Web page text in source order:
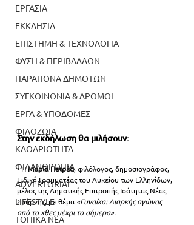
ΕΡΓΑΣΙΑ
ΕΚΚΛΗΣΙΑ
ΕΠΙΣΤΗΜΗ & ΤΕΧΝΟΛΟΓΙΑ
ΦΥΣΗ & ΠΕΡΙΒΑΛΛΟΝ
ΠΑΡΑΠΟΝΑ ΔΗΜΟΤΩΝ
ΣΥΓΚΟΙΝΩΝΙΑ & ΔΡΟΜΟΙ
ΕΡΓΑ & ΥΠΟΔΟΜΕΣ
ΦΙΛΟΖΩΙΑ
ΚΑΘΑΡΙΟΤΗΤΑ
ΦΙΛΑΝΘΡΩΠΙΑ
ADVERTORIAL
LIFESTYLE
ΤΟΠΙΚΑ ΝΕΑ
Στην εκδήλωση θα μιλήσουν:
• Η Μαρία Πετρέα, φιλόλογος, δημοσιογράφος,
Ειδική Γραμματέας του Λυκείου των Ελληνίδων,
μέλος της Δημοτικής Επιτροπής Ισότητας Νέας
Σμύρνης, με θέμα «Γυναίκα: Διαρκής αγώνας
από το χθες μέχρι το σήμερα».